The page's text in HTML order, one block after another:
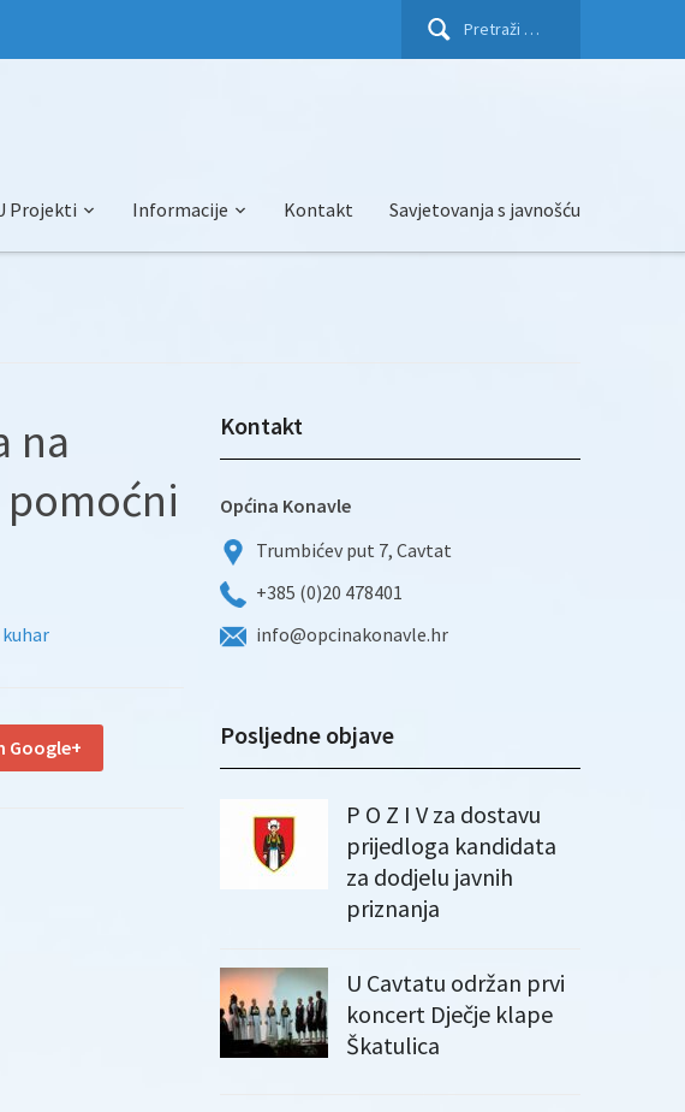
Pretraži:
Projekti Informacije Kontakt Savjetovanja s javnošću
na
Google+
Kontakt
Općina Konavle
Trumbićev put 7, Cavtat
+385 (0)20 478401
info@opcinakonavle.hr
Posljedne objave
P O Z I V za dostavu
prijedloga kandidata
za dodjelu javnih
priznanja
U Cavtatu održan prvi
koncert Dječje klape
Škatulica